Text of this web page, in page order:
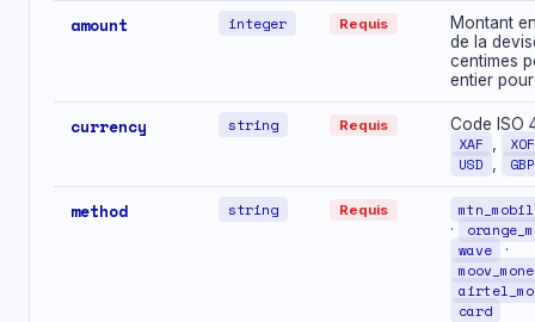
amount integer Requis
Montant
de la
centimes
entier pour
currency string Requis Code ISO
XAF
XOF
USD
GBP
method string Requis
·
wave
·
card